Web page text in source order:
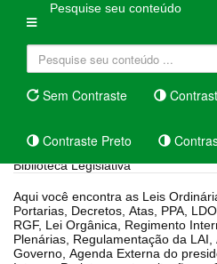
Pesquise seu conteúdo
Sem Contraste
Contraste Preto
Biblioteca Legislativa
Aqui você encontra as Leis Ordinárias, Leis
Portarias, Decretos, Atas, PPA, LDO, LOA,
RGF, Lei Orgânica, Regimento
Plenárias, Regulamentação da
Governo, Agenda Externa do presidente, Relatório do Controle